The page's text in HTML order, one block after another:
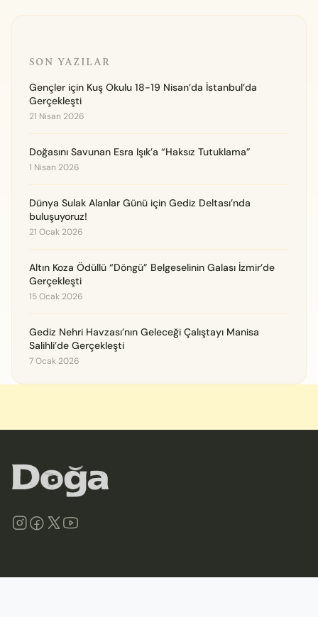
SON YAZILAR
Gençler için Kuş Okulu 18-19 Nisan’da İstanbul’da
Gerçekleşti
21 Nisan 2026
Doğasını Savunan Esra Işık’a “Haksız Tutuklama”
1 Nisan 2026
Dünya Sulak Alanlar Günü için Gediz Deltası’nda
buluşuyoruz!
21 Ocak 2026
Altın Koza Ödüllü “Döngü” Belgeselinin Galası İzmir’de
Gerçekleşti
15 Ocak 2026
Gediz Nehri Havzası’nın Geleceği Çalıştayı Manisa
Salihli’de Gerçekleşti
7 Ocak 2026